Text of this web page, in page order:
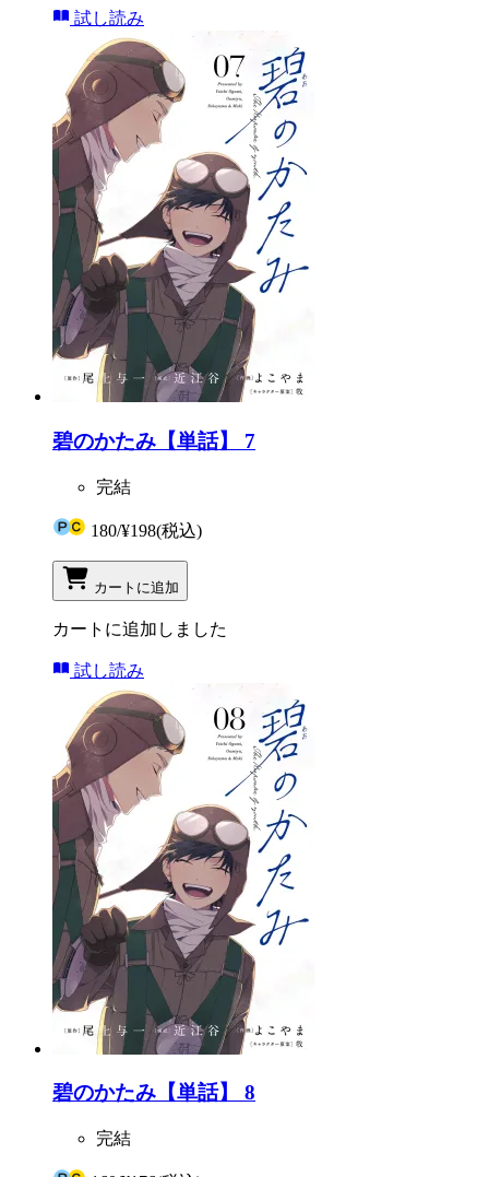
試し読み
碧のかたみ【単話】 7
完結
180/¥198(税込)
カートに追加
カートに追加しました
試し読み
碧のかたみ【単話】 8
完結